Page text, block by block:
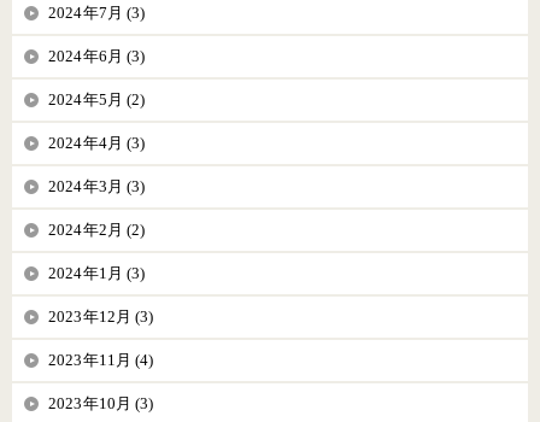
2024年7月 (3)
2024年6月 (3)
2024年5月 (2)
2024年4月 (3)
2024年3月 (3)
2024年2月 (2)
2024年1月 (3)
2023年12月 (3)
2023年11月 (4)
2023年10月 (3)